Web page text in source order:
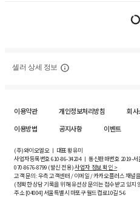
셀러 상세 정보
이용약관 개인정보처리방침 회사
이용방법
공지사항 이벤트
(주)와이오엘오 ㅣ 대표 황유미
사업자등록번호610-86-34204ㅣ 통신판매번호 2019-
070-8676-8799 (발신 전용)사업자 정보 확인 >
고객 문의: 우측 고객센터 / 이메일 / 카카오플러스 채널
(정확한 상담 기록을 위해 유선상 문의는 접수받고 있지
주소 [04004] 서울특별시 마포구 월드컵로10길5-6